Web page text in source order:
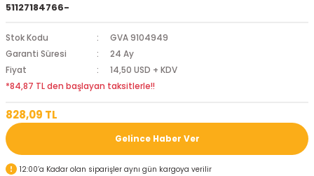
51127184766-
Stok Kodu
GVA 9104949
Garanti Süresi
24 Ay
Fiyat
14,50 USD + KDV
*84,87 TL den başlayan taksitlerle!!
828,09 TL
Gelince Haber Ver
12:00’a Kadar olan siparişler aynı gün kargoya verilir